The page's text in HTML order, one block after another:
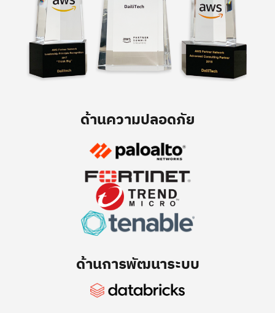
ด้านความปลอดภัย
ด้านการพัฒนาระบบ